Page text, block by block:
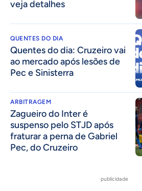
veja detalhes
QUENTES DO DIA
Quentes do dia: Cruzeiro vai
ao mercado após lesões de
Pec e Sinisterra
ARBITRAGEM
Zagueiro do Inter é
suspenso pelo STJD após
fraturar a perna de Gabriel
Pec, do Cruzeiro
publicidade